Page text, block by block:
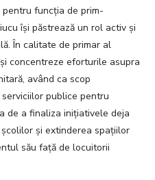
funcția de prim-
își păstrează un rol activ și
În calitate de primar al
concentreze eforturile asupra
având ca scop
publice pentru
de a finaliza inițiativele deja
și extinderea spațiilor
său față de locuitorii